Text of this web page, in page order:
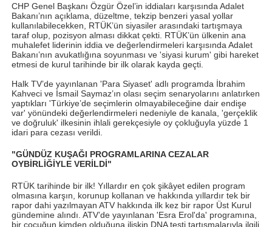
CHP Genel Başkanı Özgür Özel’in iddiaları karşısında Adalet
Bakanı’nın açıklama, düzeltme, tekzip benzeri yasal yollar
kullanılabilecekken, RTÜK’ün siyasiler arasındaki tartışmaya
taraf olup, pozisyon alması dikkat çekti. RTÜK’ün ülkenin ana
muhalefet liderinin iddia ve değerlendirmeleri karşısında Adalet
Bakanı’nın avukatlığına soyunması ve 'siyasi kurum' gibi hareket
etmesi de kurul tarihinde bir ilk olarak kayda geçti.
Halk TV’de yayınlanan 'Para Siyaset' adlı programda İbrahim
Kahveci ve İsmail Saymaz’ın olası seçim senaryolarını anlatırken
yaptıkları 'Türkiye’de seçimlerin olmayabileceğine dair endişe
var' yönündeki değerlendirmeleri nedeniyle de kanala, 'gerçeklik
ve doğruluk' ilkesinin ihlali gerekçesiyle oy çokluğuyla yüzde 1
idari para cezası verildi.
"GÜNDÜZ KUŞAĞI PROGRAMLARINA CEZALAR
OYBİRLİĞİYLE VERİLDİ"
RTÜK tarihinde bir ilk! Yıllardır en çok şikâyet edilen program
olmasına karşın, korunup kollanan ve hakkında yıllardır tek bir
rapor dahi yazılmayan ATV hakkında ilk kez bir rapor Üst Kurul
gündemine alındı. ATV’de yayınlanan 'Esra Erol'da' programına,
bir çocuğun kimden olduğuna ilişkin DNA testi tartışmalarıyla ilgili